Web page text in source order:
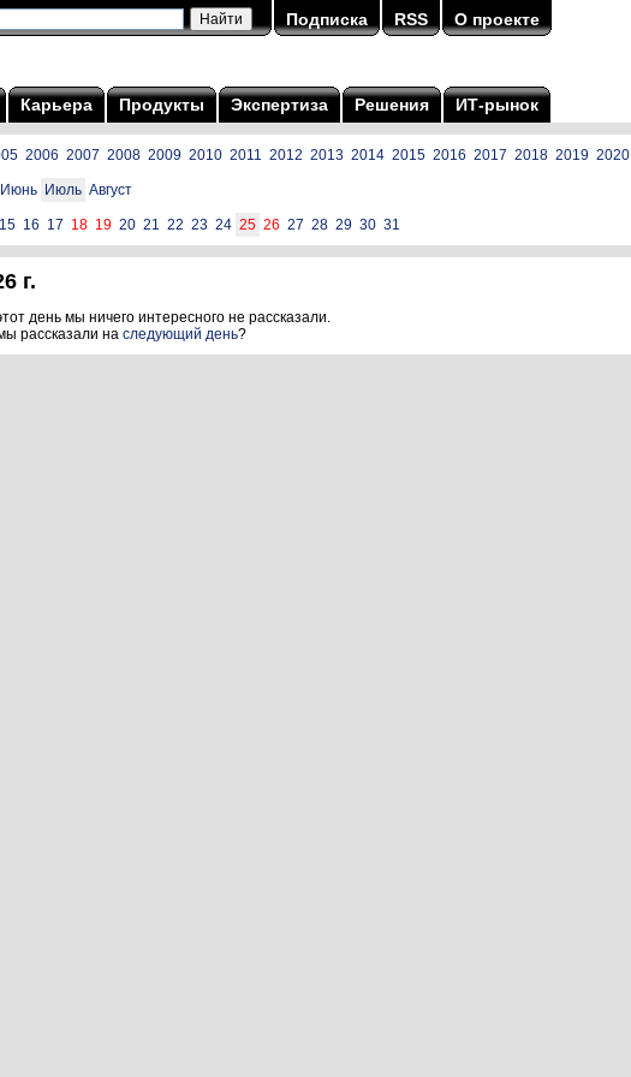
Подписка RSS О проекте
Карьера Продукты Экспертиза Решения ИТ-рынок
2006 2007 2008 2009 2010 2011 2012 2013 2014 2015 2016 2017 2018 2019 2020
Июнь Июль Август
15 16 17 18 19 20 21 22 23 24 25 26 27 28 29 30 31
г.
день мы ничего интересного не рассказали.
рассказали на следующий день?